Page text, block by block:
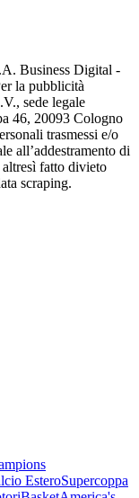
Business Digital -
la pubblicità
sede legale
46, 20093 Cologno
trasmessi e/o
all’addestramento di
fatto divieto
scraping.
EsteroSupercoppa